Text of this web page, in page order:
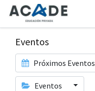
Eventos
Próximos Eventos
Eventos